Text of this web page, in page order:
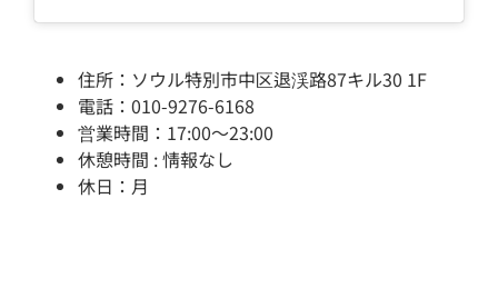
住所：ソウル特別市中区退渓路87キル30 1F
電話：010-9276-6168
営業時間：17:00～23:00
休憩時間 : 情報なし
休日：月